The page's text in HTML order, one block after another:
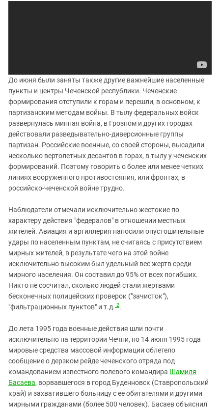
До июня были заняты также другие важнейшие населенные
пункты и центры Чеченской республики. Чеченские
формирования отступили к горам и перешли, в основном, к
партизанским методам войны. В тылу федеральных войск
развернулась минная война, в Грозном и других городах
действовали разведывательно-диверсионные группы
партизан. Российские военные, со своей стороны, высадили
несколько вертолетных десантов в горах, в тылу у чеченских
формирований. Поэтому говорить о более или менее четких
линиях вооруженного противостояния, или фронтах, в
российско-чеченской войне трудно.
Наблюдатели отмечали исключительно жестокие по
характеру действия "федералов" в отношении местных
жителей. Авиация и артиллерия наносили опустошительные
удары по населенным пунктам, не считаясь с присутствием
мирных жителей, в результате чего на этой войне
исключительно высоким был удельный вес жертв среди
мирного населения. Он составил до 95% от всех погибших.
Никто не сосчитал, сколько людей стали жертвами
бесконечных полицейских проверок ("зачисток"),
"фильтрационных пунктов" и т.д. 2.
До лета 1995 года военные действия шли почти
исключительно на территории Чечни, но 14 июня 1995 года
мировые средства массовой информации облетело
сообщение о дерзком рейде чеченского отряда под
командованием известного полевого командира Шамиля
Басаева, ворвавшегося в город Буденновск (Ставропольский
край) и захватившего больницу с ее обитателями и другими
мирными гражданами (более 500 человек). Басаев объяснил